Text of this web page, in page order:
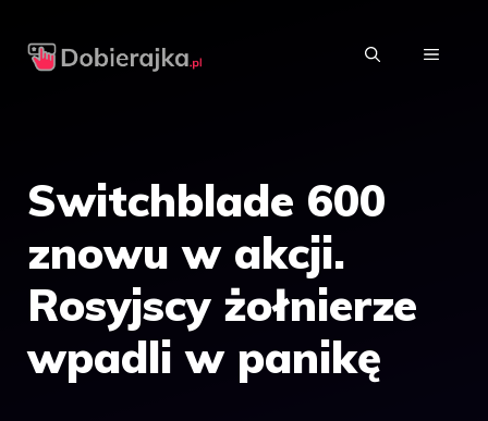
MENU
Switchblade 600
znowu w akcji.
Rosyjscy żołnierze
wpadli w panikę